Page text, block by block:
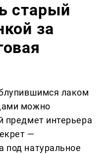
старый
за
лаком
можно
предмет интерьера
—
под натуральное